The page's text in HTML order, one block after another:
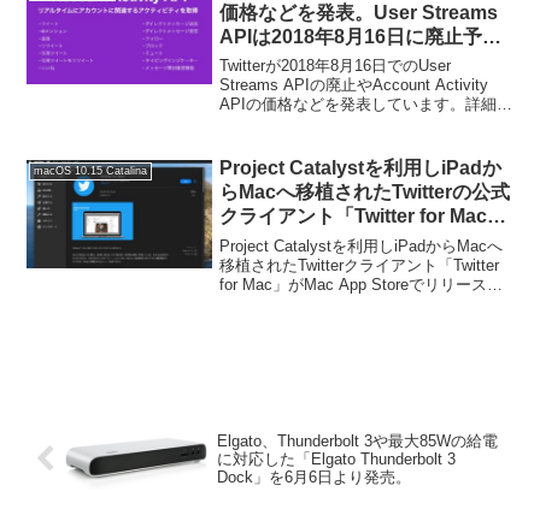
価格などを発表。User Streams
APIは2018年8月16日に廃止予
定。
Twitterが2018年8月16日でのUser
Streams APIの廃止やAccount Activity
APIの価格などを発表しています。詳細は
macOS 10.15 Catalina
Project Catalystを利用しiPadか
らMacへ移植されたTwitterの公式
クライアント「Twitter for Mac」
がMac App Storeでリリース。
Project Catalystを利用しiPadからMacへ
移植されたTwitterクライアント「Twitter
for Mac」がMac App Storeでリリースさ
Elgato、Thunderbolt 3や最大85Wの給電
に対応した「Elgato Thunderbolt 3
Dock」を6月6日より発売。